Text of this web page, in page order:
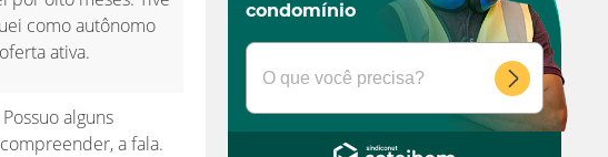
como autônomo
ativa.
alguns
a fala.
condomínio